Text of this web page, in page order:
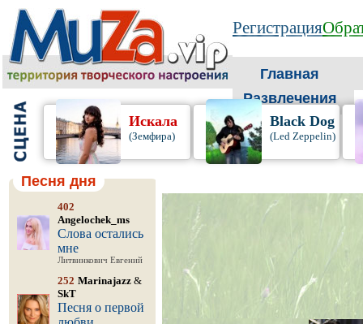
Регистрация
Главная
Развлечения
Искала
(Земфира)
Black Dog
(Led Zeppelin)
Песня дня
402
Angelochek_ms
Слова остались
мне
Литвинкович Евгений
252 Marinajazz &
SkT
Песня о первой